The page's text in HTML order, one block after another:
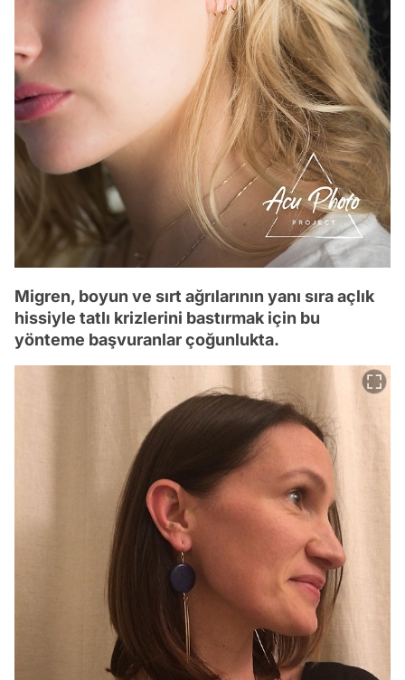
Migren, boyun ve sırt ağrılarının yanı sıra açlık
hissiyle tatlı krizlerini bastırmak için bu
yönteme başvuranlar çoğunlukta.